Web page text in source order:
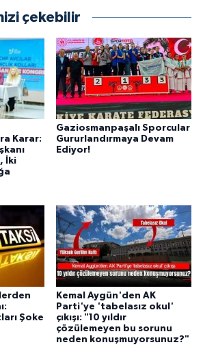
çekebilir
Karar:
İki
Gaziosmanpaşalı Sporcular
Gururlandırmaya Devam
Ediyor!
Şoke
Kemal Aygün'den AK
Parti'ye 'tabelasız okul'
çıkışı: "10 yıldır
çözülemeyen bu sorunu
neden konuşmuyorsunuz?"